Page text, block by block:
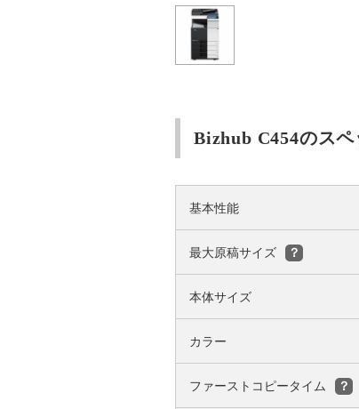
Bizhub C454のスペ
基本性能
最大原稿サイズ ？
本体サイズ
カラー
ファーストコピータイム ？